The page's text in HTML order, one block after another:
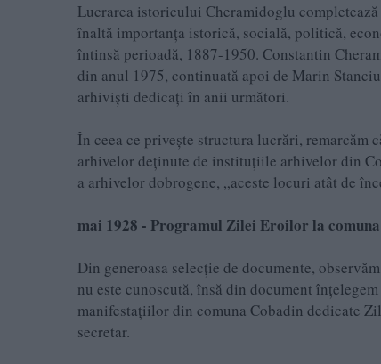
Lucrarea istoricului Cheramidoglu
înaltă importanţa istorică, socială, politică,
întinsă perioadă, 1887-1950. Constantin
din anul 1975, continuată apoi de Marin
arhivişti dedicaţi în anii următori.
În ceea ce priveşte structura lucrări,
arhivelor deţinute de instituţiile arhivelor din
a arhivelor dobrogene, „aceste locuri atât de
mai 1928 - Programul Zilei Eroilor la
Din generoasa selecție de documente,
nu este cunoscută, însă din document
manifestațiilor din comuna Cobadin dedicate
secretar.